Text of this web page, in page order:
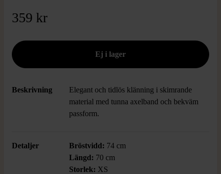
359 kr
Beskrivning
Elegant och tidlös klänning i skimrande
material med tunna axelband och bekväm
passform.
Detaljer Bröstvidd: 74 cm
Längd: 70 cm
Storlek: XS